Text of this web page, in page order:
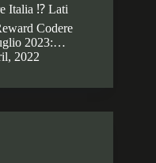
Italia ⁉️ Lati
Codere
2023:…
2022